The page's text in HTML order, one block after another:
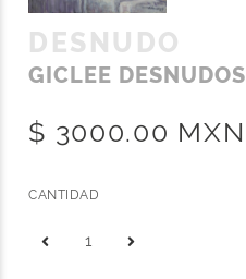
DESNUDO
GICLEE DESNUDOS
$ 3000.00 MXN
CANTIDAD